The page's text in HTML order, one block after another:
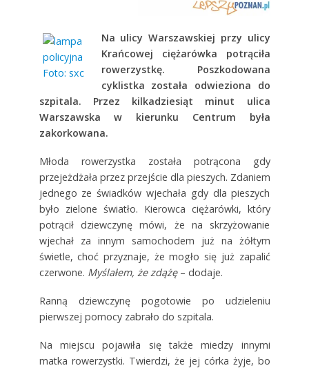
Na ulicy Warszawskiej przy ulicy
Krańcowej ciężarówka potrąciła
rowerzystkę. Poszkodowana
cyklistka została odwieziona do
szpitala. Przez kilkadziesiąt minut ulica
Warszawska w kierunku Centrum była
zakorkowana.
Młoda rowerzystka została potrącona gdy
przejeżdżała przez przejście dla pieszych. Zdaniem
jednego ze świadków wjechała gdy dla pieszych
było zielone światło. Kierowca ciężarówki, który
potrącił dziewczynę mówi, że na skrzyżowanie
wjechał za innym samochodem już na żółtym
świetle, choć przyznaje, że mogło się już zapalić
czerwone. Myślałem, że zdążę– dodaje.
Ranną dziewczynę pogotowie po udzieleniu
pierwszej pomocy zabrało do szpitala.
Na miejscu pojawiła się także miedzy innymi
matka rowerzystki. Twierdzi, że jej córka żyje, bo